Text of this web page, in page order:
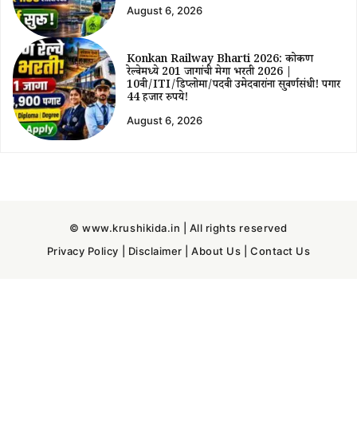
August 6, 2026
Konkan Railway Bharti 2026: कोकण
रेल्वेमध्ये 201 जागांची मेगा भरती 2026 |
10वी/ITI/डिप्लोमा/पदवी उमेदवारांना सुवर्णसंधी! पगार
44 हजार रुपये!
August 6, 2026
© www.krushikida.in | All rights reserved
Privacy Policy
Disclaimer |About Us |Contact Us